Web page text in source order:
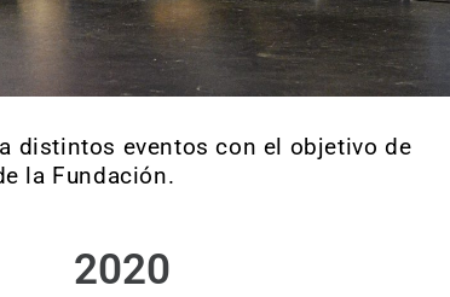
distintos eventos con el objetivo de
la Fundación.
2020